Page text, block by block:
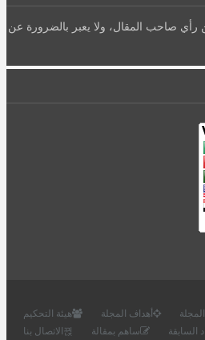
رأي صاحب المقال، ولا يعبر بالضرورة عن
أهداف المجلة
هيئة التحكيم
السابقة ساهم بمقالة الاتصال بنا